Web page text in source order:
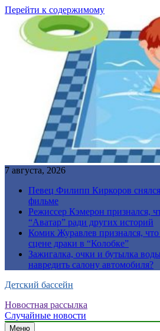
Перейти к содержимому
7 августа, 2026
Певец Филипп Киркоров
фильме
Режиссер Кэмерон признался,
“Аватар” ради других историй
Комик Журавлев признался,
сцене драки в “Колобке”
Зажигалка, очки и бутылка
навредить салону автомобиля?
Детский бассейн
Новостная рассылка
Случайные новости
Меню